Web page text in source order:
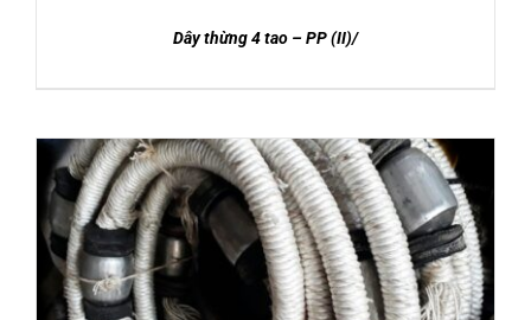
Dây thừng 4 tao – PP (II)/
DETAILS